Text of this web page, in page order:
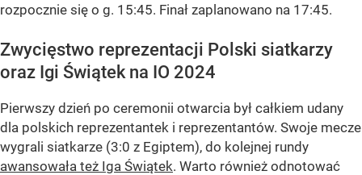
rozpocznie się o g. 15:45. Finał zaplanowano na 17:45.
Zwycięstwo reprezentacji Polski siatkarzy
oraz Igi Świątek na IO 2024
Pierwszy dzień po ceremonii otwarcia był całkiem udany
dla polskich reprezentantek i reprezentantów. Swoje mecze
wygrali siatkarze (3:0 z Egiptem), do kolejnej rundy
awansowała też Iga Świątek. Warto również odnotować